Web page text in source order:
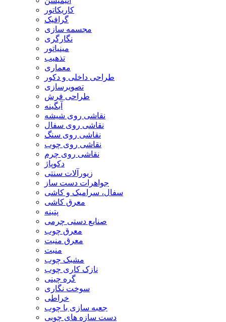
کاریکاتور
گرافیک
مجسمه سازی
نگارگری
مینیاتور
تذهیب
معماری
طراحی داخلی و دکور
تصویرسازی
طراحی فرش
آبگینه
نقاشی روی شیشه
نقاشی روی سفال
نقاشی روی سنگ
نقاشی روی چوب
نقاشی روی چرم
دکوپاژ
زیورآلات سنتی
جواهرات دست ساز
سفال، سرامیک و کاشی
معرق کاشی
پتینه
صنایع دستی چرمی
معرق چوب
معرق منبت
منبت
مشبک چوب
نازک کاری چوب
گره چینی
سوخت نگاری
خراطی
جعبه سازی با چوب
دست سازه های چوبی